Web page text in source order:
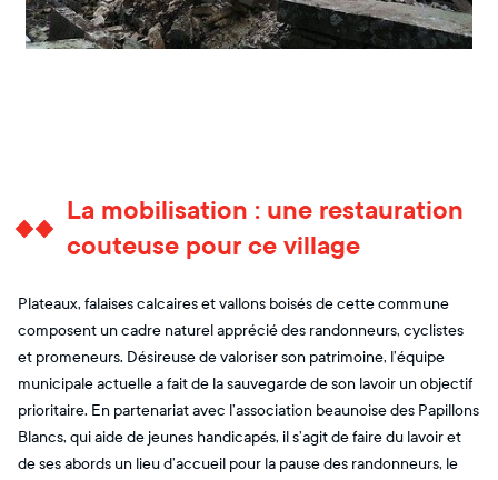
La mobilisation : une restauration
couteuse pour ce village
Plateaux, falaises calcaires et vallons boisés de cette commune
composent un cadre naturel apprécié des randonneurs, cyclistes
et promeneurs. Désireuse de valoriser son patrimoine, l’équipe
municipale actuelle a fait de la sauvegarde de son lavoir un objectif
prioritaire. En partenariat avec l’association beaunoise des Papillons
Blancs, qui aide de jeunes handicapés, il s’agit de faire du lavoir et
de ses abords un lieu d’accueil pour la pause des randonneurs, le